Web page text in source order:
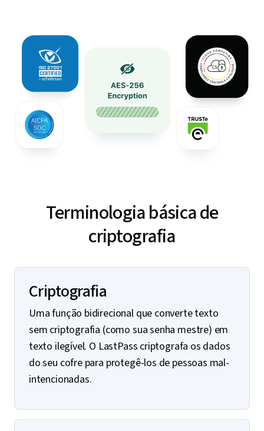
Terminologia básica de
criptografia
Criptografia
Uma função bidirecional que converte texto
sem criptografia (como sua senha mestre) em
texto ilegível. O LastPass criptografa os dados
do seu cofre para protegê-los de pessoas mal-
intencionadas.